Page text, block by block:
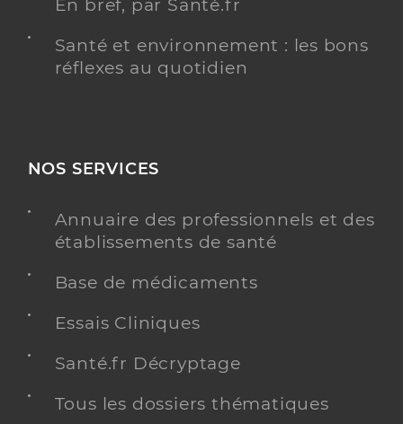
En bref, par Santé.fr
Santé et environnement : les bons
réflexes au quotidien
NOS SERVICES
Annuaire des professionnels et des
établissements de santé
Base de médicaments
Essais Cliniques
Santé.fr Décryptage
Tous les dossiers thématiques